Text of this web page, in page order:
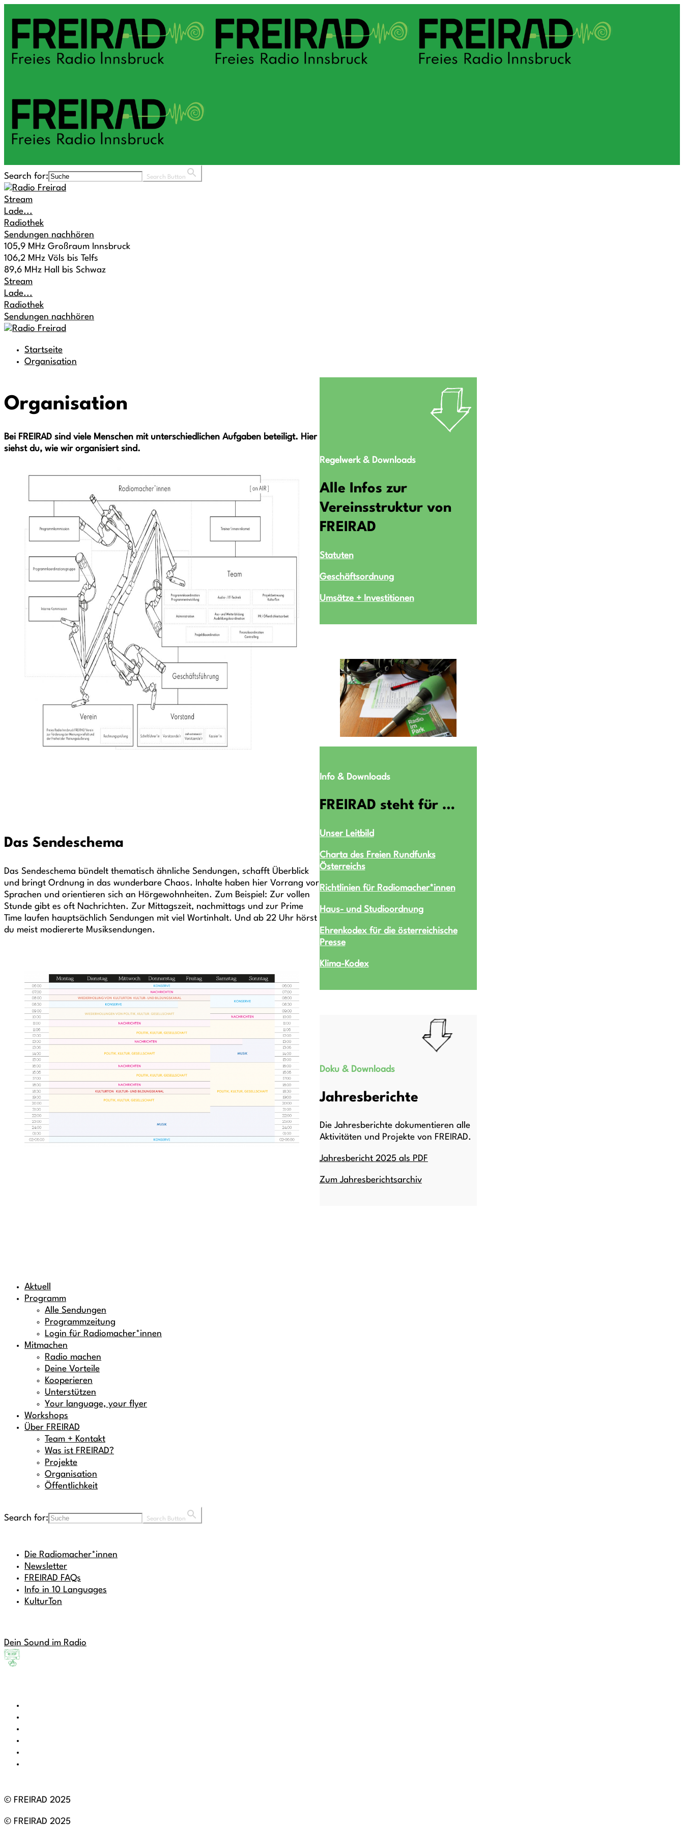
Search for: Search Button
Stream
Lade...
Radiothek
Sendungen nachhören
105,9 MHz Großraum Innsbruck
106,2 MHz Völs bis Telfs
89,6 MHz Hall bis Schwaz
Stream
Lade...
Radiothek
Sendungen nachhören
Startseite
Organisation
Organisation
Bei FREIRAD sind viele Menschen mit unterschiedlichen Aufgaben beteiligt. Hier
siehst du, wie wir organisiert sind.
Das Sendeschema
Das Sendeschema bündelt thematisch ähnliche Sendungen, schafft Überblick
und bringt Ordnung in das wunderbare Chaos. Inhalte haben hier Vorrang vor
Sprachen und orientieren sich an Hörgewohnheiten. Zum Beispiel: Zur vollen
Stunde gibt es oft Nachrichten. Zur Mittagszeit, nachmittags und zur Prime
Time laufen hauptsächlich Sendungen mit viel Wortinhalt. Und ab 22 Uhr hörst
du meist modiererte Musiksendungen.
Regelwerk & Downloads
Alle Infos zur
Vereinsstruktur von
FREIRAD
Statuten
Geschäftsordnung
Umsätze + Investitionen
Info & Downloads
FREIRAD steht für …
Unser Leitbild
Charta des Freien Rundfunks
Österreichs
Richtlinien für Radiomacher*innen
Haus- und Studioordnung
Ehrenkodex für die österreichische
Presse
Klima-Kodex
Doku & Downloads
Jahresberichte
Die Jahresberichte dokumentieren alle
Aktivitäten und Projekte von FREIRAD.
Jahresbericht 2025 als PDF
Zum Jahresberichtsarchiv
Aktuell
Programm
Alle Sendungen
Programmzeitung
Login für Radiomacher*innen
Mitmachen
Radio machen
Deine Vorteile
Kooperieren
Unterstützen
Your language, your flyer
Workshops
Über FREIRAD
Team + Kontakt
Was ist FREIRAD?
Projekte
Organisation
Öffentlichkeit
Search for: Search Button
Die Radiomacher*innen
Newsletter
FREIRAD FAQs
Info in 10 Languages
KulturTon
Dein Sound im Radio
© FREIRAD 2025
© FREIRAD 2025